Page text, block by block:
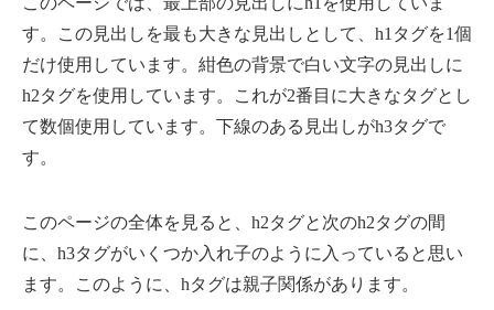
す。この見出しを最も大きな見出しとして、h1タグを1個
だけ使用しています。紺色の背景で白い文字の見出しに
h2タグを使用しています。これが2番目に大きなタグとし
て数個使用しています。下線のある見出しがh3タグで
す。
このページの全体を見ると、h2タグと次のh2タグの間
に、h3タグがいくつか入れ子のように入っていると思い
ます。このように、hタグは親子関係があります。